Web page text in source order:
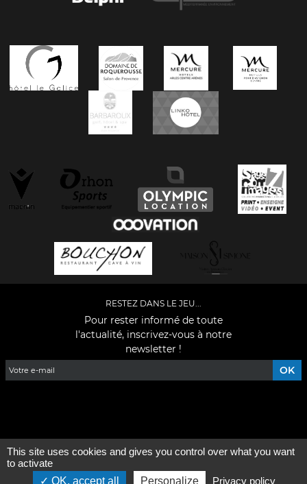
RESTEZ DANS LE JEU...
Pour rester informé de toute
l'actualité, inscrivez-vous à notre
newsletter !
©2026 - Tous droits réservés - Conception :epartenaire
This site uses cookies and gives you control over what you want
to activate
OK, accept all
Personalize Privacy policy